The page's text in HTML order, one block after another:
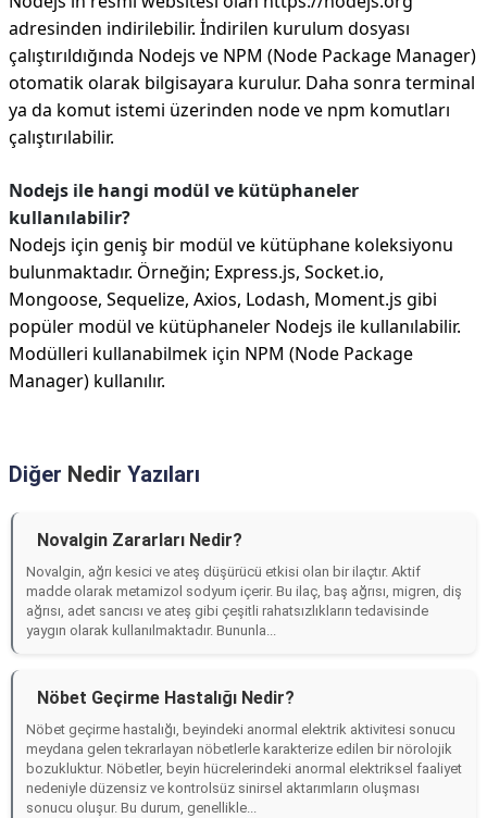
adresinden indirilebilir. İndirilen kurulum dosyası
çalıştırıldığında Nodejs ve NPM (Node Package Manager)
otomatik olarak bilgisayara kurulur. Daha sonra terminal
ya da komut istemi üzerinden node ve npm komutları
çalıştırılabilir.
Nodejs ile hangi modül ve kütüphaneler
kullanılabilir?
Nodejs için geniş bir modül ve kütüphane koleksiyonu
bulunmaktadır. Örneğin; Express.js, Socket.io,
Mongoose, Sequelize, Axios, Lodash, Moment.js gibi
popüler modül ve kütüphaneler Nodejs ile kullanılabilir.
Modülleri kullanabilmek için NPM (Node Package
Manager) kullanılır.
Diğer Nedir Yazıları
Novalgin Zararları Nedir?
Novalgin, ağrı kesici ve ateş düşürücü etkisi olan bir ilaçtır. Aktif
madde olarak metamizol sodyum içerir. Bu ilaç, baş ağrısı, migren, diş
ağrısı, adet sancısı ve ateş gibi çeşitli rahatsızlıkların tedavisinde
yaygın olarak kullanılmaktadır. Bununla...
Nöbet Geçirme Hastalığı Nedir?
Nöbet geçirme hastalığı, beyindeki anormal elektrik aktivitesi sonucu
meydana gelen tekrarlayan nöbetlerle karakterize edilen bir nörolojik
bozukluktur. Nöbetler, beyin hücrelerindeki anormal elektriksel faaliyet
nedeniyle düzensiz ve kontrolsüz sinirsel aktarımların oluşması
sonucu oluşur. Bu durum, genellikle...